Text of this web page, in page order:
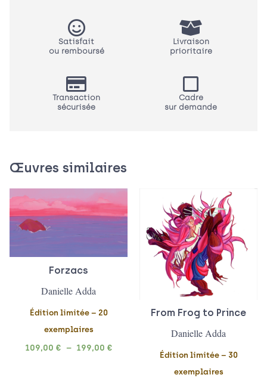
Satisfait
ou remboursé
Livraison
prioritaire
Transaction
sécurisée
Cadre
sur demande
Œuvres similaires
Forzacs
Danielle Adda
Édition limitée – 20
exemplaires
109,00 € – 199,00 €
Plage
de
prix :
109,00 €
199,00 €
From Frog to Prince
Danielle Adda
Édition limitée – 30
exemplaires
à